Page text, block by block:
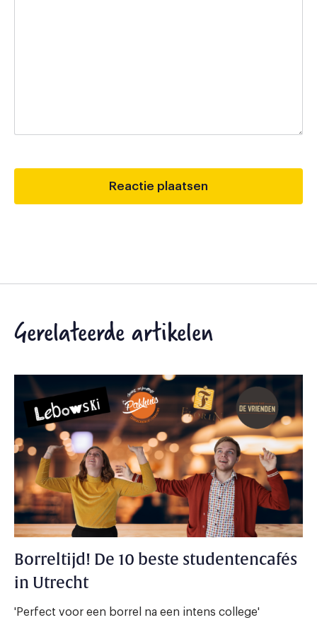
Gerelateerde artikelen
Borreltijd! De 10 beste studentencafés
in Utrecht
'Perfect voor een borrel na een intens college'